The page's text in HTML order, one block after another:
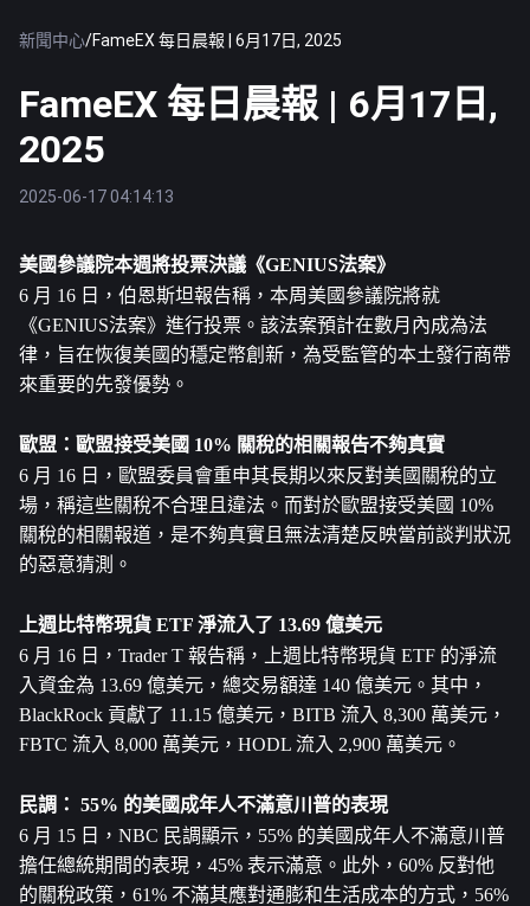
新聞中心/FameEX 每日晨報 | 6月17日, 2025
FameEX 每日晨報 | 6月17日,
2025
2025-06-17 04:14:13
美國參議院本週將投票決議《GENIUS法案》
6 月 16 日，伯恩斯坦報告稱，本周美國參議院將就
《GENIUS法案》進行投票。該法案預計在數月內成為法
律，旨在恢復美國的穩定幣創新，為受監管的本土發行商帶
來重要的先發優勢。
歐盟：歐盟接受美國 10% 關稅的相關報告不夠真實
6 月 16 日，歐盟委員會重申其長期以來反對美國關稅的立
場，稱這些關稅不合理且違法。而對於歐盟接受美國 10%
關稅的相關報道，是不夠真實且無法清楚反映當前談判狀況
的惡意猜測。
上週 比特幣現貨 ETF 淨流入了 13.69 億美元
6 月 16 日，Trader T 報告稱，上週比特幣現貨 ETF 的淨流
入資金為 13.69 億美元，總交易額達 140 億美元。其中，
BlackRock 貢獻了 11.15 億美元，BITB 流入 8,300 萬美元，
FBTC 流入 8,000 萬美元，HODL 流入 2,900 萬美元。
民調： 55% 的美國成年人不滿意川普的表現
6 月 15 日，NBC 民調顯示，55% 的美國成年人不滿意川普
擔任總統期間的表現，45% 表示滿意。此外，60% 反對他
的關稅政策，61% 不滿其應對通膨和生活成本的方式，56%